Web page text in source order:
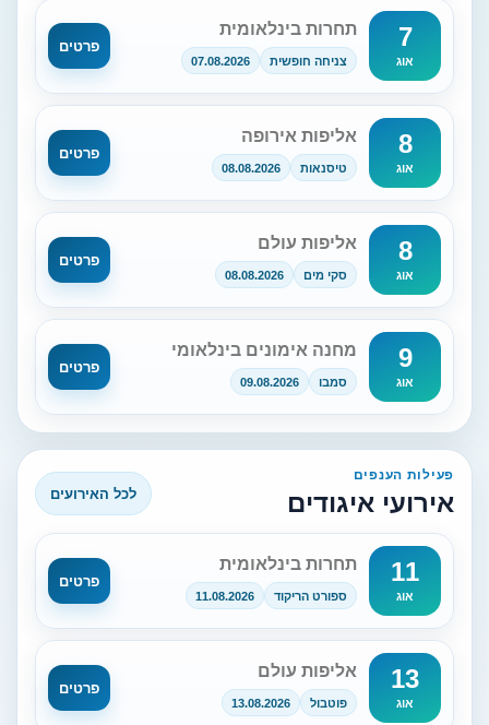
7
אוג
תחרות בינלאומית
צניחה חופשית 07.08.2026
פרטים
8
אוג
אליפות אירופה
טיסנאות 08.08.2026
פרטים
8
אוג
אליפות עולם
סקי מים 08.08.2026
פרטים
9
אוג
מחנה אימונים בינלאומי
סמבו 09.08.2026
פרטים
פעילות הענפים
אירועי איגודים לכל האירועים
11
אוג
תחרות בינלאומית
ספורט הריקוד 11.08.2026
פרטים
13
אוג
אליפות עולם
פוטבול 13.08.2026
פרטים